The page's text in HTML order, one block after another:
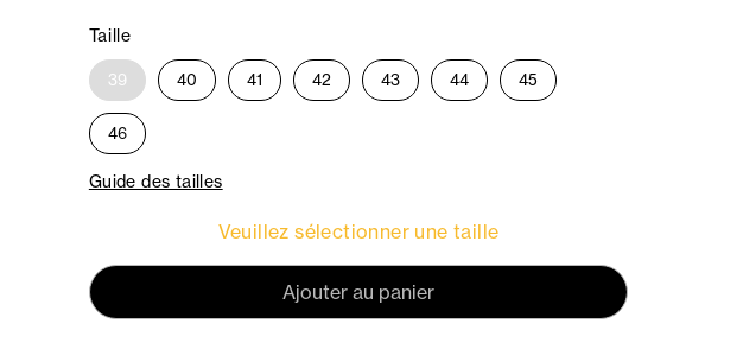
Taille
39 40 41 42 43 44 45
46
Guide des tailles
Veuillez sélectionner une taille
Ajouter au panier